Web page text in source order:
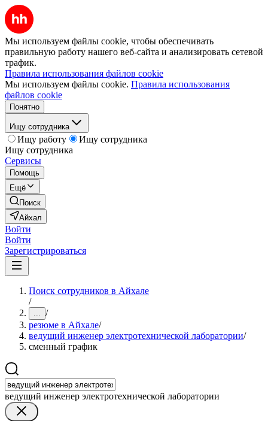
Мы используем файлы cookie, чтобы обеспечивать
правильную работу нашего веб-сайта и анализировать сетевой
трафик.
Правила использования файлов cookie
Мы используем файлы cookie. Правила использования
файлов cookie
Понятно
Ищу сотрудника
Ищу работу
Ищу сотрудника
Ищу сотрудника
Сервисы
Помощь
Ещё
Поиск
Айхал
Войти
Войти
Зарегистрироваться
Поиск сотрудников в Айхале
/
... /
резюме в Айхале/
ведущий инженер электротехнической лаборатории/
сменный график
ведущий инженер электротехнической лаборатории